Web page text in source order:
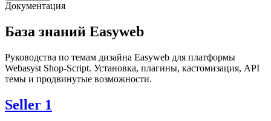
Документация
База знаний Easyweb
Руководства по темам дизайна Easyweb для платформы
Webasyst Shop-Script. Установка, плагины, кастомизация, API
темы и продвинутые возможности.
Seller 1